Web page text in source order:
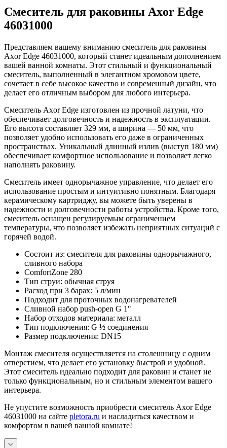
Смеситель для раковины Axor Edge
46031000
Представляем вашему вниманию смеситель для раковины
Axor Edge 46031000, который станет идеальным дополнением
вашей ванной комнаты. Этот стильный и функциональный
смеситель, выполненный в элегантном хромовом цвете,
сочетает в себе высокое качество и современный дизайн, что
делает его отличным выбором для любого интерьера.
Смеситель Axor Edge изготовлен из прочной латуни, что
обеспечивает долговечность и надежность в эксплуатации.
Его высота составляет 329 мм, а ширина — 50 мм, что
позволяет удобно использовать его даже в ограниченных
пространствах. Уникальный длинный излив (выступ 180 мм)
обеспечивает комфортное использование и позволяет легко
наполнять раковину.
Смеситель имеет однорычажное управление, что делает его
использование простым и интуитивно понятным. Благодаря
керамическому картриджу, вы можете быть уверены в
надежности и долговечности работы устройства. Кроме того,
смеситель оснащен регулируемым ограничением
температуры, что позволяет избежать неприятных ситуаций с
горячей водой.
Состоит из: смесителя для раковины однорычажного,
сливного набора
ComfortZone 280
Тип струи: обычная струя
Расход при 3 барах: 5 л/мин
Подходит для проточных водонагревателей
Сливной набор push-open G 1"
Набор отходов материала: металл
Тип подключения: G ½ соединения
Размер подключения: DN15
Монтаж смесителя осуществляется на столешницу с одним
отверстием, что делает его установку быстрой и удобной.
Этот смеситель идеально подходит для раковин и станет не
только функциональным, но и стильным элементом вашего
интерьера.
Не упустите возможность приобрести смеситель Axor Edge
46031000 на сайте pletora.ru и насладиться качеством и
комфортом в вашей ванной комнате!